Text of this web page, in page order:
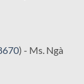
) - Ms. Ngà